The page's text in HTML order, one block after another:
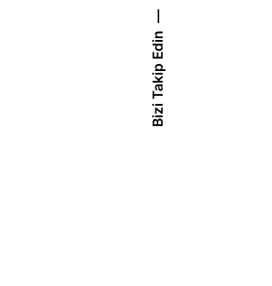
Bizi Takip Edin